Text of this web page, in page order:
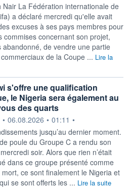
Nair La Fédération internationale de
a déclaré mercredi qu'elle avait
excuses à ses ‌pays membres pour
commises concernant son projet,
abandonné, de vendre une partie
de la Coupe ... Lire la
s'offre une qualification
le Nigeria sera également au
des quarts
fournie par
• 06.08.2026 • 01:11 •
jusqu’au dernier moment.
poule du Groupe C a rendu son
soir. Alors que rien n’était
dans ce groupe présenté comme
ce sont finalement le Nigeria et
se sont offerts les ... Lire la suite